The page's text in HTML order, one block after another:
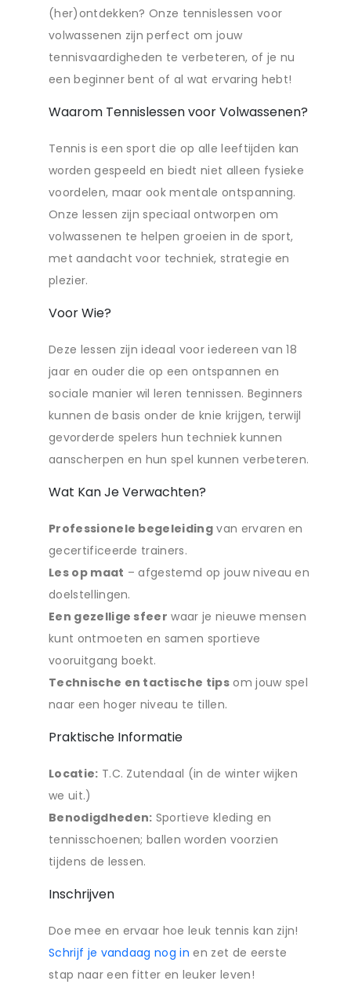
(her)ontdekken? Onze tennislessen voor
volwassenen zijn perfect om jouw
tennisvaardigheden te verbeteren, of je nu
een beginner bent of al wat ervaring hebt!
Waarom Tennislessen voor Volwassenen?
Tennis is een sport die op alle leeftijden kan
worden gespeeld en biedt niet alleen fysieke
voordelen, maar ook mentale ontspanning.
Onze lessen zijn speciaal ontworpen om
volwassenen te helpen groeien in de sport,
met aandacht voor techniek, strategie en
plezier.
Voor Wie?
Deze lessen zijn ideaal voor iedereen van 18
jaar en ouder die op een ontspannen en
sociale manier wil leren tennissen. Beginners
kunnen de basis onder de knie krijgen, terwijl
gevorderde spelers hun techniek kunnen
aanscherpen en hun spel kunnen verbeteren.
Wat Kan Je Verwachten?
Professionele begeleiding van ervaren en
gecertificeerde trainers.
Les op maat – afgestemd op jouw niveau en
doelstellingen.
Een gezellige sfeer waar je nieuwe mensen
kunt ontmoeten en samen sportieve
vooruitgang boekt.
Technische en tactische tipsom jouw spel
naar een hoger niveau te tillen.
Praktische Informatie
Locatie: T.C. Zutendaal (in de winter wijken
we uit.)
Benodigdheden: Sportieve kleding en
tennisschoenen; ballen worden voorzien
tijdens de lessen.
Inschrijven
Doe mee en ervaar hoe leuk tennis kan zijn!
Schrijf je vandaag nog inen zet de eerste
stap naar een fitter en leuker leven!